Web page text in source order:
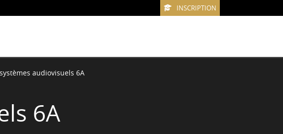
INSCRIPTION
audiovisuels 6A
6A